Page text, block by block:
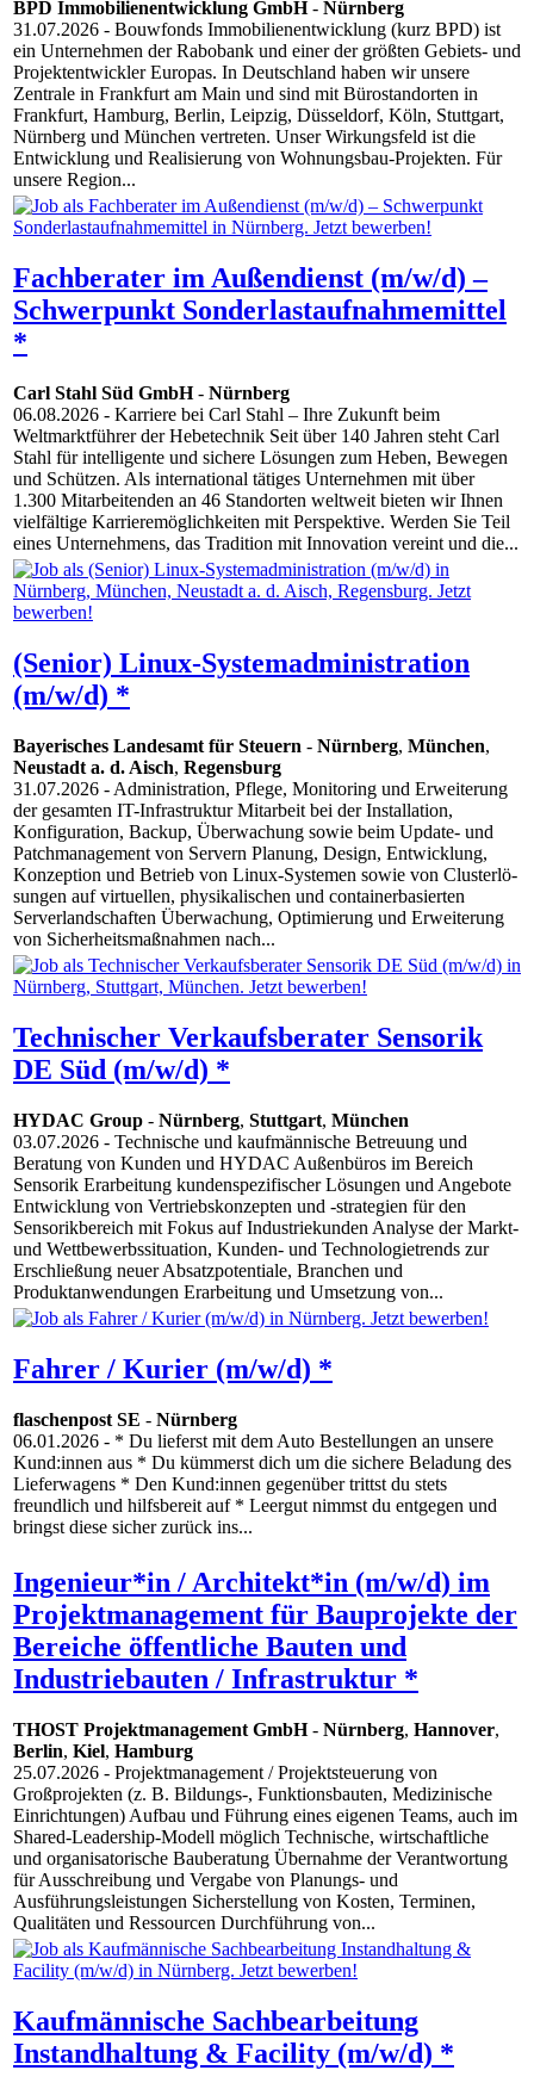
BPD Immobilienentwicklung GmbH- Nürnberg
31.07.2026 - Bouwfonds Immobilienentwicklung (kurz BPD) ist
ein Unternehmen der Rabobank und einer der größten Gebiets- und
Projektentwickler Europas. In Deutschland haben wir unsere
Zentrale in Frankfurt am Main und sind mit Bürostandorten in
Frankfurt, Hamburg, Berlin, Leipzig, Düsseldorf, Köln, Stuttgart,
Nürnberg und München vertreten. Unser Wirkungsfeld ist die
Entwicklung und Realisierung von Wohnungsbau-Projekten. Für
unsere Region...
Fachberater im Außendienst (m/w/d) –
Schwerpunkt Sonderlastaufnahmemittel
*
Carl Stahl Süd GmbH- Nürnberg
06.08.2026 - Karriere bei Carl Stahl – Ihre Zukunft beim
Weltmarktführer der Hebetechnik Seit über 140 Jahren steht Carl
Stahl für intelligente und sichere Lösungen zum Heben, Bewegen
und Schützen. Als international tätiges Unternehmen mit über
1.300 Mitarbeitenden an 46 Standorten weltweit bieten wir Ihnen
vielfältige Karrieremöglichkeiten mit Perspektive. Werden Sie Teil
eines Unternehmens, das Tradition mit Innovation vereint und die...
(Senior) Linux-Systemadministration
(m/w/d) *
Bayerisches Landesamt für Steuern - Nürnberg, München,
Neustadt a. d. Aisch, Regensburg
31.07.2026 - Administration, Pflege, Monitoring und Erweiterung
der gesamten IT-Infrastruktur Mitarbeit bei der Installation,
Konfiguration, Backup, Überwachung sowie beim Update- und
Patchmanagement von Servern Planung, Design, Entwicklung,
Konzeption und Betrieb von Linux-Systemen sowie von Clusterlö-
sungen auf virtuellen, physikalischen und containerbasierten
Serverlandschaften Überwachung, Optimierung und Erweiterung
von Sicherheitsmaßnahmen nach...
Technischer Verkaufsberater Sensorik
DE Süd (m/w/d) *
HYDAC Group - Nürnberg, Stuttgart, München
03.07.2026 - Technische und kaufmännische Betreuung und
Beratung von Kunden und HYDAC Außenbüros im Bereich
Sensorik Erarbeitung kundenspezifischer Lösungen und Angebote
Entwicklung von Vertriebskonzepten und -strategien für den
Sensorikbereich mit Fokus auf Industriekunden Analyse der Markt-
und Wettbewerbssituation, Kunden- und Technologietrends zur
Erschließung neuer Absatzpotentiale, Branchen und
Produktanwendungen Erarbeitung und Umsetzung von...
Fahrer / Kurier (m/w/d) *
flaschenpost SE - Nürnberg
06.01.2026 - * Du lieferst mit dem Auto Bestellungen an unsere
Kund:innen aus * Du kümmerst dich um die sichere Beladung des
Lieferwagens * Den Kund:innen gegenüber trittst du stets
freundlich und hilfsbereit auf * Leergut nimmst du entgegen und
bringst diese sicher zurück ins...
Ingenieur*in / Architekt*in (m/w/d) im
Projektmanagement für Bauprojekte der
Bereiche öffentliche Bauten und
Industriebauten / Infrastruktur *
THOST Projektmanagement GmbH- Nürnberg, Hannover,
Berlin, Kiel, Hamburg
25.07.2026 - Projektmanagement / Projektsteuerung von
Großprojekten (z. B. Bildungs-, Funktionsbauten, Medizinische
Einrichtungen) Aufbau und Führung eines eigenen Teams, auch im
Shared-Leadership-Modell möglich Technische, wirtschaftliche
und organisatorische Bauberatung Übernahme der Verantwortung
für Ausschreibung und Vergabe von Planungs- und
Ausführungsleistungen Sicherstellung von Kosten, Terminen,
Qualitäten und Ressourcen Durchführung von...
Kaufmännische Sachbearbeitung
Instandhaltung & Facility (m/w/d) *